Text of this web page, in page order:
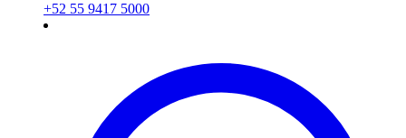
+52 55 9417 5000